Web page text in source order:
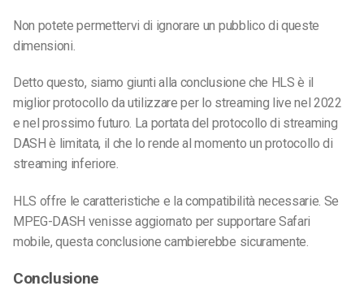
Non potete permettervi di ignorare un pubblico di queste
dimensioni.
Detto questo, siamo giunti alla conclusione che HLS è il
miglior protocollo da utilizzare per lo streaming live nel 2022
e nel prossimo futuro. La portata del protocollo di streaming
DASH è limitata, il che lo rende al momento un protocollo di
streaming inferiore.
HLS offre le caratteristiche e la compatibilità necessarie. Se
MPEG-DASH venisse aggiornato per supportare Safari
mobile, questa conclusione cambierebbe sicuramente.
Conclusione